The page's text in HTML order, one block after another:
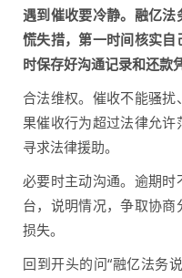
遇到催收要冷静。融亿
慌失措，第一时间核实
时保存好沟通记录和还款
合法维权。催收不能骚
果催收行为超过法律允
寻求法律援助。
必要时主动沟通。逾期
台，说明情况，争取协
损失。
回到开头的问“融亿法务